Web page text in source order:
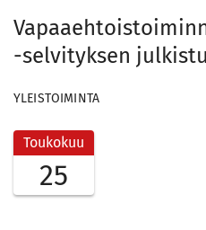
-selvityksen
YLEISTOIMINTA
Toukokuu
25